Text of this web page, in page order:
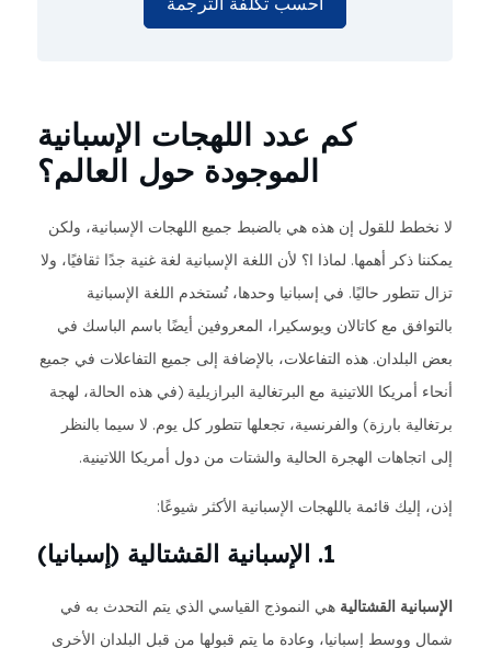
كم عدد اللهجات الإسبانية
الموجودة حول العالم؟
لا نخطط للقول إن هذه هي بالضبط جميع اللهجات الإسبانية، ولكن
يمكننا ذكر أهمها. لماذا ا؟ لأن اللغة الإسبانية لغة غنية جدًا ثقافيًا، ولا
تزال تتطور حاليًا. في إسبانيا وحدها، تُستخدم اللغة الإسبانية
بالتوافق مع كاتالان ويوسكيرا، المعروفين أيضًا باسم الباسك في
بعض البلدان. هذه التفاعلات، بالإضافة إلى جميع التفاعلات في جميع
أنحاء أمريكا اللاتينية مع البرتغالية البرازيلية (في هذه الحالة، لهجة
برتغالية بارزة) والفرنسية، تجعلها تتطور كل يوم. لا سيما بالنظر
إلى اتجاهات الهجرة الحالية والشتات من دول أمريكا اللاتينية.
إذن، إليك قائمة باللهجات الإسبانية الأكثر شيوعًا:
1. الإسبانية القشتالية (إسبانيا)
الإسبانية القشتالية هي النموذج القياسي الذي يتم التحدث به في
شمال ووسط إسبانيا، وعادة ما يتم قبولها من قبل البلدان الأخرى